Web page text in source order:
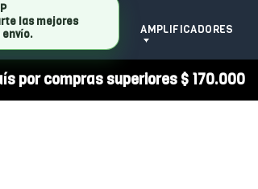
HERRAMIENTAS
PARA LUTHIER
AMPLIFICADORES
por compras superiores $ 170.000